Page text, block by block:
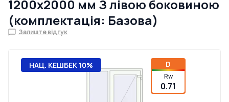
1200x2000 мм З лівою боковиною
(комплектація: Базова)
Залиште відгук
НАЦ. КЕШБЕК 10% D
Rw
0.71